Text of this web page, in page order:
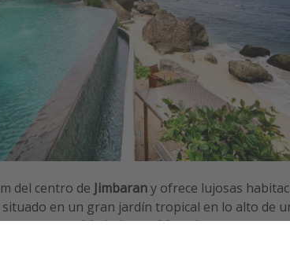
del centro de Jimbarany ofrece lujosas
situado en un gran jardín tropical en lo alto de
Ofrece14 piscinasy26 opciones para
a ayudar a los huéspedes durante su